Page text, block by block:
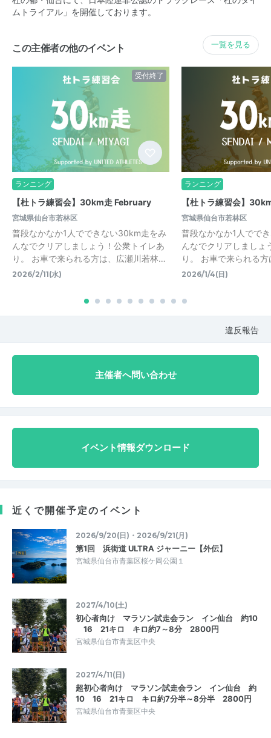
ムトライアル」を開催しております。
この主催者の他のイベント 一覧を見る
受付終了
ランニング
【杜トラ練習会】30km走 February
宮城県仙台市若林区
普段なかなか1人でできない30km走をみ
んなでクリアしましょう！公衆トイレあ
り。 お車で来られる方は、広瀬川若林…
2026/2/11(水)
ランニング
【杜トラ練習会】
宮城県仙台市若林区
普段なかなか1人でで
んなでクリアしましょ
り。 お車で来られる
2026/1/4(日)
違反報告
主催者へ問い合わせ
イベント情報ダウンロード
近くで開催予定のイベント
2026/9/20(日)・2026/9/21(月)
第1回 浜街道 ULTRA ジャーニー【外伝】
宮城県仙台市青葉区桜ケ岡公園１
2027/4/10(土)
初心者向け マラソン試走会ラン イン仙台 約10
16 21キロ キロ約7～8分 2800円
宮城県仙台市青葉区中央
2027/4/11(日)
超初心者向け マラソン試走会ラン イン仙台 約
10 16 21キロ キロ約7分半～8分半 2800円
宮城県仙台市青葉区中央